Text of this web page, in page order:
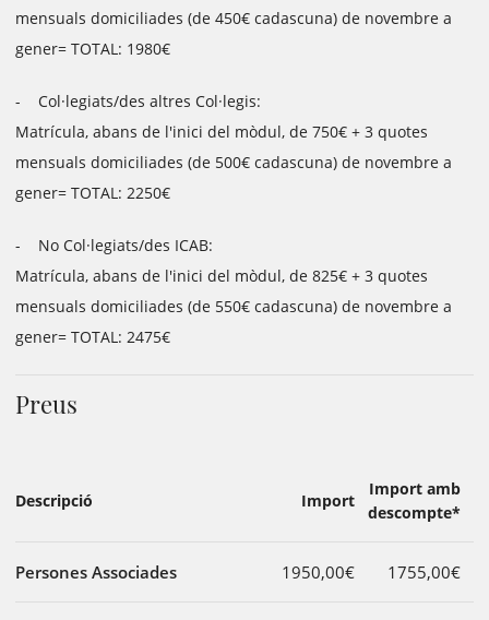
mensuals domiciliades (de 450€ cadascuna) de novembre a
gener= TOTAL: 1980€
- Col·legiats/des altres Col·legis:
Matrícula, abans de l'inici del mòdul, de 750€ + 3 quotes
mensuals domiciliades (de 500€ cadascuna) de novembre a
gener= TOTAL: 2250€
- No Col·legiats/des ICAB:
Matrícula, abans de l'inici del mòdul, de 825€ + 3 quotes
mensuals domiciliades (de 550€ cadascuna) de novembre a
gener= TOTAL: 2475€
Preus
Descripció Import
Import amb
descompte*
Persones Associades 1950,00€ 1755,00€